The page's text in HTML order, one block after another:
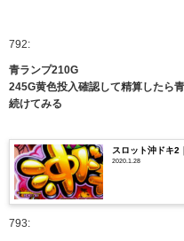
792:
青ランプ210G
245G黄色投入確認して精算したら
続けてみる
スロット沖ドキ2
2020.1.28
793: